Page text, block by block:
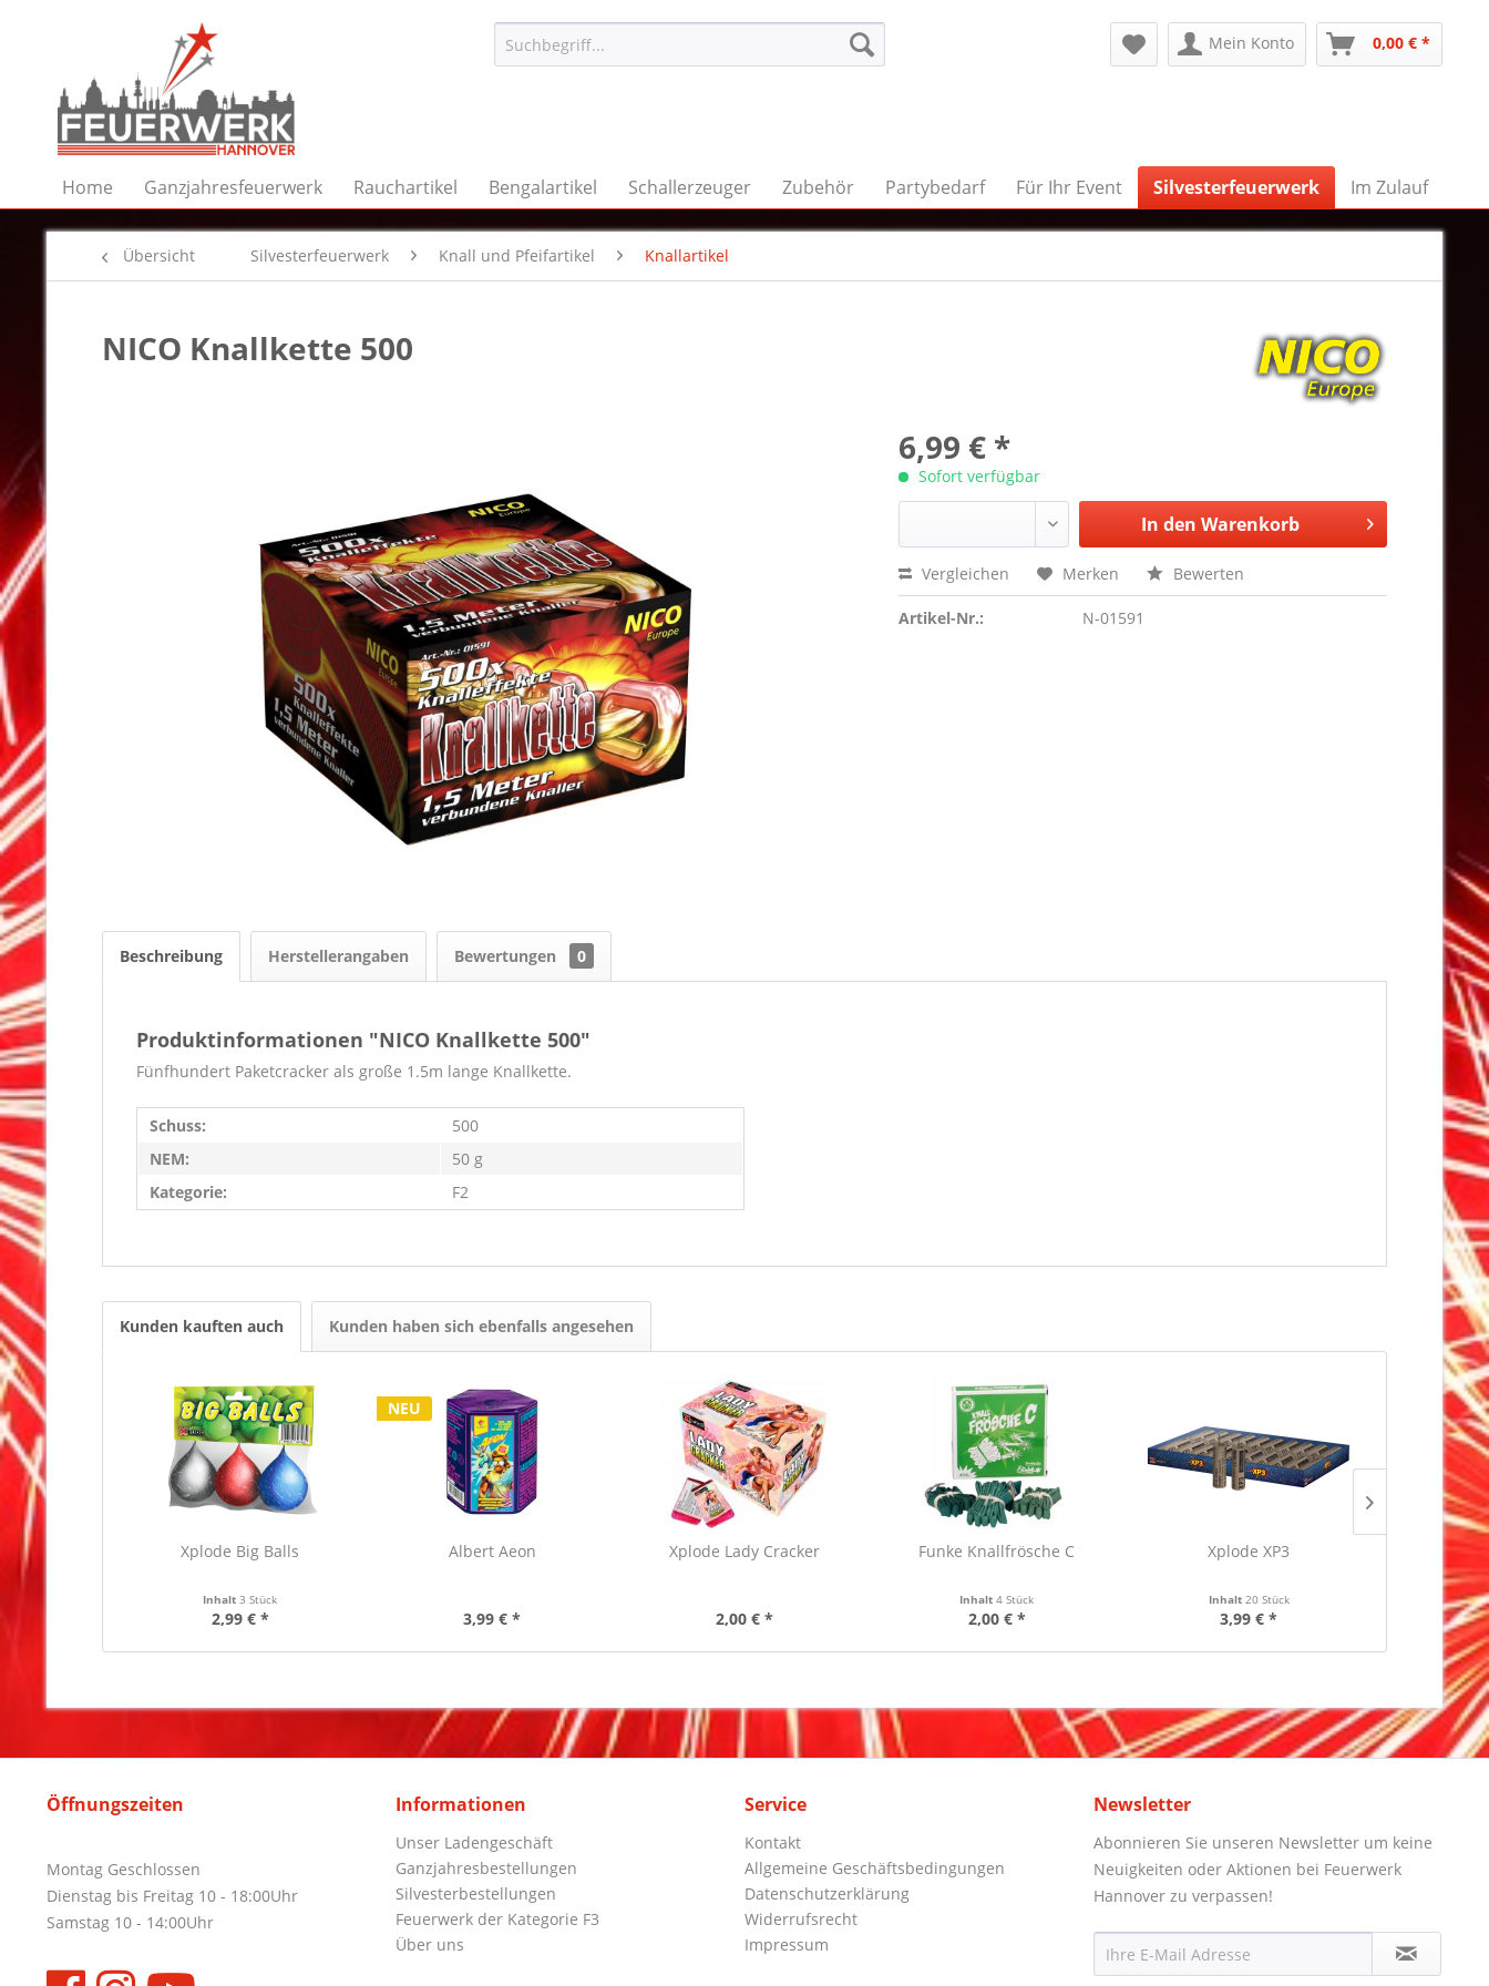
Mein Konto 0,00 € *
Home Ganzjahresfeuerwerk Rauchartikel Bengalartikel Schallerzeuger Zubehör Partybedarf Für Ihr Event Silvesterfeuerwerk Im Zulauf
Übersicht Silvesterfeuerwerk Knall und Pfeifartikel Knallartikel
NICO Knallkette 500
6,99 € *
Sofort verfügbar
In den Warenkorb
Vergleichen Merken Bewerten
Artikel-Nr.: N-01591
Beschreibung Herstellerangaben Bewertungen 0
Produktinformationen "NICO Knallkette 500"
Fünfhundert Paketcracker als große 1.5m lange Knallkette.
Schuss:
500
NEM:
50 g
Kategorie:
F2
Kunden kauften auch Kunden haben sich ebenfalls angesehen
Xplode Big Balls
Inhalt3 Stück
2,99 € *
NEU
Albert Aeon
3,99 € *
Xplode Lady Cracker
2,00 € *
Funke Knallfrösche C
Inhalt4 Stück
2,00 € *
Xplode XP3
Inhalt 20 Stück
3,99 € *
Öffnungszeiten
Montag Geschlossen
Dienstag bis Freitag 10 - 18:00Uhr
Samstag 10 - 14:00Uhr
Informationen
Unser Ladengeschäft
Ganzjahresbestellungen
Silvesterbestellungen
Feuerwerk der Kategorie F3
Über uns
Service
Kontakt
Allgemeine Geschäftsbedingungen
Datenschutzerklärung
Widerrufsrecht
Impressum
Newsletter
Abonnieren Sie unseren Newsletter um keine
Neuigkeiten oder Aktionen bei Feuerwerk
Hannover zu verpassen!